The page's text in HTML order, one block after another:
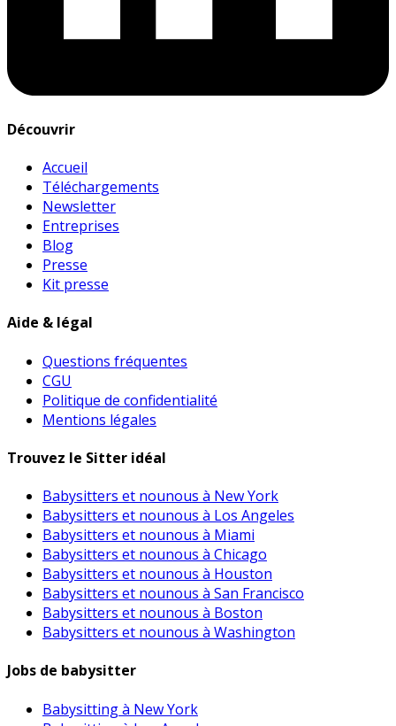
Découvrir
Accueil
Téléchargements
Newsletter
Entreprises
Blog
Presse
Kit presse
Aide & légal
Questions fréquentes
CGU
Politique de confidentialité
Mentions légales
Trouvez le Sitter idéal
Babysitters et nounous à New York
Babysitters et nounous à Los Angeles
Babysitters et nounous à Miami
Babysitters et nounous à Chicago
Babysitters et nounous à Houston
Babysitters et nounous à San Francisco
Babysitters et nounous à Boston
Babysitters et nounous à Washington
Jobs de babysitter
Babysitting à New York